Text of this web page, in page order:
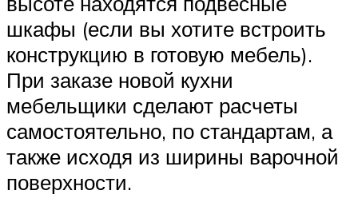
шкафы (если вы хотите встроить
конструкцию в готовую мебель).
При заказе новой кухни
мебельщики сделают расчеты
самостоятельно, по стандартам, а
также исходя из ширины варочной
поверхности.